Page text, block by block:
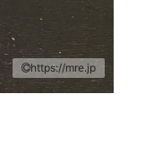
https://mre.jp